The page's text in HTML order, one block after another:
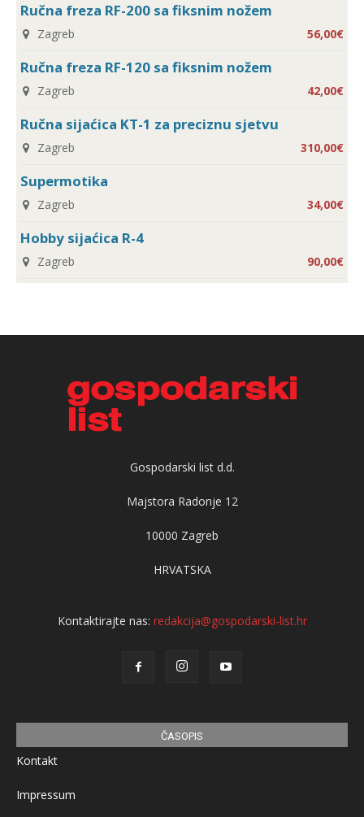
Ručna freza RF-200 sa fiksnim nožem
Zagreb 56,00€
Ručna freza RF-120 sa fiksnim nožem
Zagreb 42,00€
Ručna sijaćica KT-1 za preciznu sjetvu
Zagreb 310,00€
Supermotika
Zagreb 34,00€
Hobby sijaćica R-4
Zagreb 90,00€
Gospodarski list d.d.
Majstora Radonje 12
10000 Zagreb
HRVATSKA
Kontaktirajte nas: redakcija@gospodarski-list.hr
ČASOPIS
Kontakt
Impressum